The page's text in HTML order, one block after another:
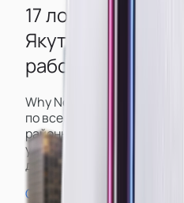
17 локаций
в
Якутска
для
работы из любого
Why Not имеет большое
по всему городу, включая
районы, что позволит вам
удобную и не тратить
до работы и обратно.
Смотреть карту студий →